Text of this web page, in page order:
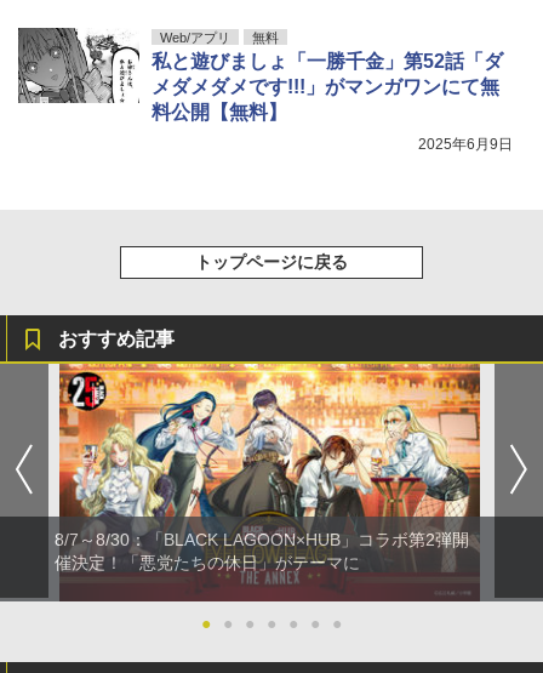
Web/アプリ 無料
私と遊びましょ「一勝千金」第52話「ダ
メダメダメです!!!」がマンガワンにて無
料公開【無料】
2025年6月9日
トップページに戻る
おすすめ記事
8/7～8/30：「BLACK LAGOON×HUB」コラボ第2弾開
催決定！「悪党たちの休日」がテーマに
● ● ● ● ● ● ●